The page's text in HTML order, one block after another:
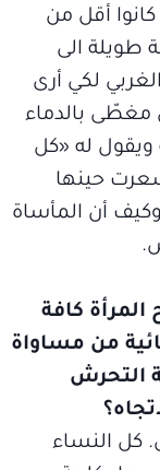
أقل من
طويلة الى
لكي أرى
بالدماء
ويقول له «كل
حينها
أن المأساة
كافة
من مساواة
التحرش
كل النساء